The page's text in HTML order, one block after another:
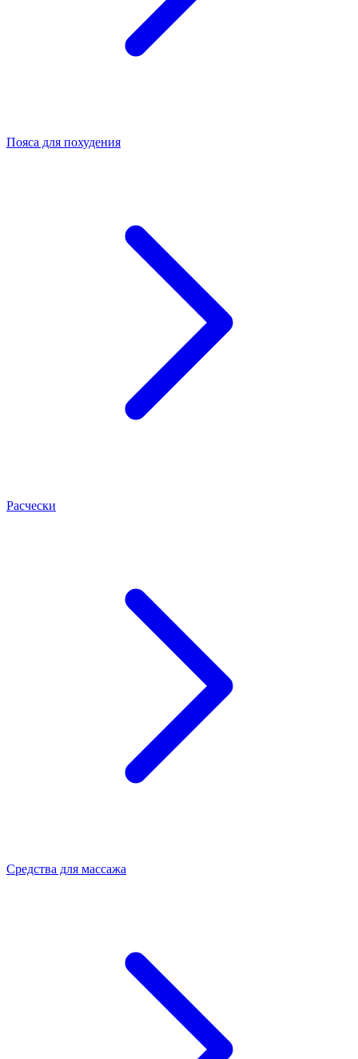
Пояса для похудения
Расчески
Средства для массажа